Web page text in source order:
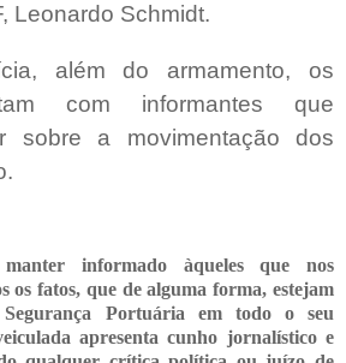
Leonardo Schmidt.
além do armamento, os
com informantes que
sobre a movimentação dos
informado àqueles que nos
os fatos, que de alguma forma, estejam
Portuária em todo o seu
apresenta cunho jornalístico e